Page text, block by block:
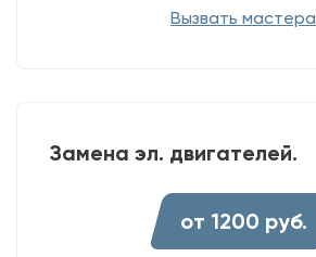
Вызвать мастера
Замена эл. двигателей.
от 1200 руб.